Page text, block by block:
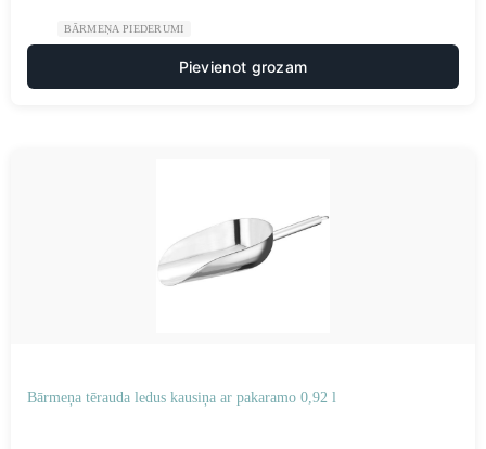
BĀRMEŅA PIEDERUMI
Pievienot grozam
Bārmeņa tērauda ledus kausiņa ar pakaramo 0,92 l